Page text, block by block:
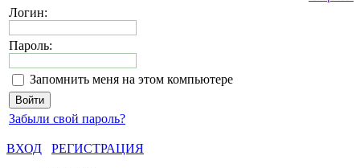
Логин:
Пароль:
Запомнить меня на этом компьютере
Забыли свой пароль?
ВХОД
РЕГИСТРАЦИЯ